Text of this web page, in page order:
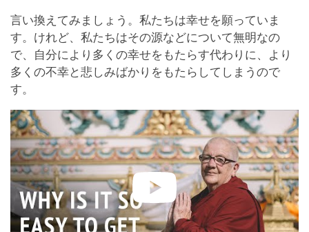
言い換えてみましょう。私たちは幸せを願っていま
す。けれど、私たちはその源などについて無明なの
で、自分により多くの幸せをもたらす代わりに、より
多くの不幸と悲しみばかりをもたらしてしまうので
す。